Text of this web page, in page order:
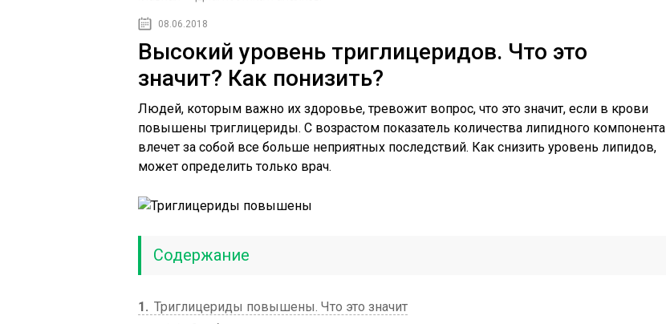
08.06.2018
Высокий уровень триглицеридов. Что это
значит? Как понизить?
Людей, которым важно их здоровье, тревожит вопрос, что это значит, если в крови
повышены триглицериды. С возрастом показатель количества липидного компонента
влечет за собой все больше неприятных последствий. Как снизить уровень липидов,
может определить только врач.
Содержание
1
Триглицериды повышены. Что это значит